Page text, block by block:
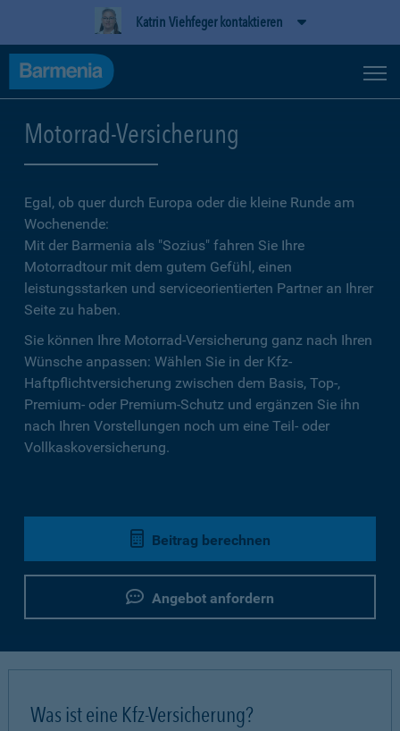
Katrin Viehfeger kontaktieren
Motorrad-Versicherung
Egal, ob quer durch Europa oder die kleine Runde am
Wochenende:
Mit der Barmenia als "Sozius" fahren Sie Ihre
Motorradtour mit dem gutem Gefühl, einen
leistungsstarken und serviceorientierten Partner an Ihrer
Seite zu haben.
Sie können Ihre Motorrad-Versicherung ganz nach Ihren
Wünsche anpassen: Wählen Sie in der Kfz-
Haftpflichtversicherung zwischen dem Basis, Top-,
Premium- oder Premium-Schutz und ergänzen Sie ihn
nach Ihren Vorstellungen noch um eine Teil- oder
Vollkaskoversicherung.
Beitrag berechnen
Angebot anfordern
Was ist eine Kfz-Versicherung?